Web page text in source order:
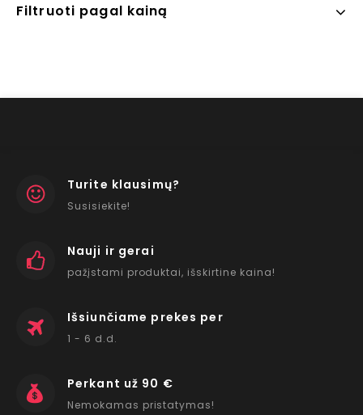
Filtruoti pagal kainą
Turite klausimų?
Susisiekite!
Nauji ir gerai
pažįstami produktai, išskirtine kaina!
Išsiunčiame prekes per
1 - 6 d.d.
Perkant už 90 €
Nemokamas pristatymas!